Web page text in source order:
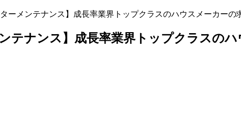
ーメンテナンス】成長率業界トップクラスのハウスメーカーの
テナンス】成長率業界トップクラスの